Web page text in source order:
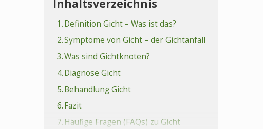
Inhaltsverzeichnis
1.Definition Gicht – Was ist das?
2.Symptome von Gicht – der Gichtanfall
3.Was sind Gichtknoten?
4.Diagnose Gicht
5.Behandlung Gicht
6.Fazit
7.Häufige Fragen (FAQs) zu Gicht